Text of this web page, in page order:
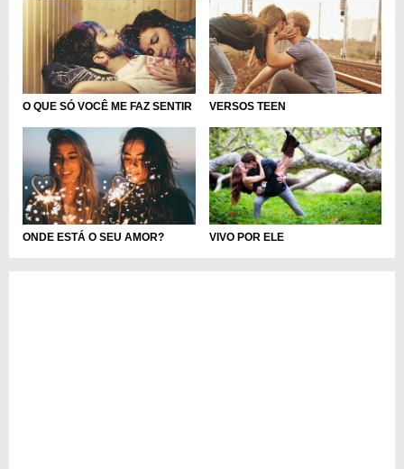
O QUE SÓ VOCÊ ME FAZ SENTIR VERSOS TEEN
ONDE ESTÁ O SEU AMOR? VIVO POR ELE